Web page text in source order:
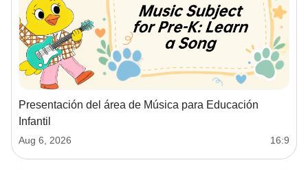
Presentación del área de Música para Educación
Infantil
Aug 6, 2026 16:9